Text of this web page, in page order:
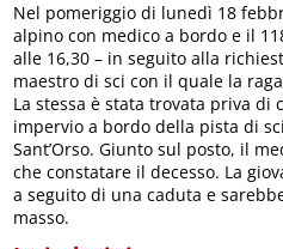
Nel pomeriggio di lunedì 18
alpino con medico a bordo e il
alle 16,30 – in seguito alla
maestro di sci con il quale la
La stessa è stata trovata priva di
impervio a bordo della pista di
Sant’Orso. Giunto sul posto, il
che constatare il decesso. La
a seguito di una caduta e
masso.